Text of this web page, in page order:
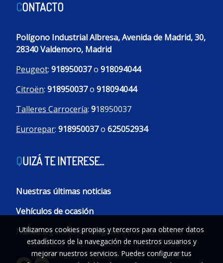
CONTACTO
Polígono Industrial Albresa, Avenida de Madrid, 30,
28340 Valdemoro, Madrid
Peugeot: 918950037o 918094044
Citroën: 918950037o 918094044
Talleres Carrocería: 918950037
Eurorepar: 918950037o 625052934
QUIZÁ TE INTERESE...
Nuestras últimas noticias
Vehículos de ocasión
Nuestra galería de imágenes
Utilizamos cookies propias y terceros para obtener datos
estadísticos de la navegación de nuestros usuarios y
mejorar nuestros servicios. Puedes configurar tus